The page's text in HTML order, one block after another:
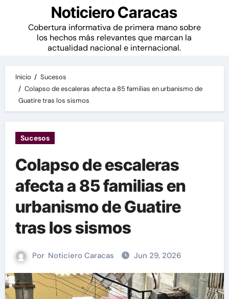
Noticiero Caracas
Cobertura informativa de primera mano sobre
los hechos más relevantes que marcan la
actualidad nacional e internacional.
Inicio
Sucesos
Colapso de escaleras afecta a 85 familias en urbanismo de
Guatire tras los sismos
Sucesos
Colapso de escaleras
afecta a 85 familias en
urbanismo de Guatire
tras los sismos
Por Noticiero Caracas Jun 29, 2026